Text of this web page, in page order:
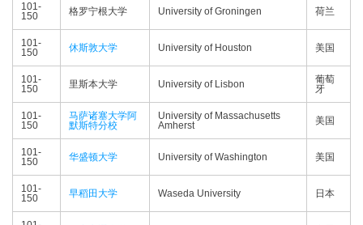
101-
150
格罗宁根大学 University of Groningen 荷兰
101-
150
休斯敦大学 University of Houston 美国
101-
150
里斯本大学 University of Lisbon
葡萄
牙
101-
150
马萨诸塞大学阿
默斯特分校
University of Massachusetts
Amherst
美国
101-
150
华盛顿大学 University of Washington 美国
101-
150
早稻田大学 Waseda University 日本